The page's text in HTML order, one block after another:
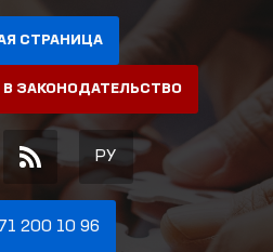
СТРАНИЦА
ЗАКОНОДАТЕЛЬСТВО
РУ
71 200 10 96